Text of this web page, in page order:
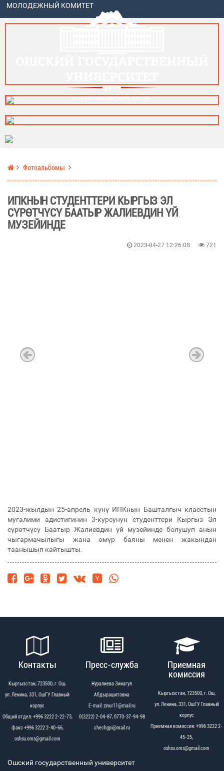
МОЛОДЕЖНЫЙ КОМИТЕТ
Фотоальбомы
ИПКНЫН СТУДЕНТТЕРИ КЫРГЫЗ ЭЛ
СҮРӨТЧҮСҮ БААТЫР ЖАЛИЕВДИН ҮЙ
МУЗЕЙИНДЕ
2023-04-27 12:26:08 721
2023-жылдын 25-апрель күнү ИПКнын Башталгыч класстын
мугалими адистигинин 3-курсунун студенттери Кыргыз Эл
сүрөтчүсү Баатыр Жалиевдин үй музейинде болушуп анын
чыгармачылыгы жана өмүр баяны менен жакындан
таанышып кайтышты.
Контакты
Кыргызстан, 723500, г. Ош,
ул. Ленина, 331, ОшГУ Главный
корпус
Общий отдел: +996 3222 2-22-73,
факс +996 3222 2-40-66,
oshsu.oms@gmail.com
Пресс-служба
Нуралиева Зинагул
Абдырашитовна
Е-mail: zinur11@mail.ru
0(3222) 2-04-87, 0770-37-94-98
chechgpi@mail.ru
Приемная
комиссия
Кыргызстан, 723500, г. Ош,
ул. Ленина, 331, ОшГУ Главный
корпус
Приемная комиссия: +996 3222 2-
45-25,
oshsu.oms@gmail.com
Ошский государственный университет